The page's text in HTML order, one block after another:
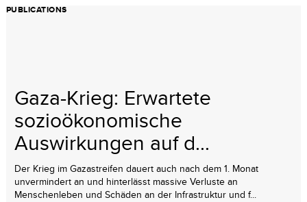
PUBLICATIONS
Gaza-Krieg: Erwartete
sozioökonomische
Auswirkungen auf d...
Der Krieg im Gazastreifen dauert auch nach dem 1. Monat
unvermindert an und hinterlässt massive Verluste an
Menschenleben und Schäden an der Infrastruktur und f...